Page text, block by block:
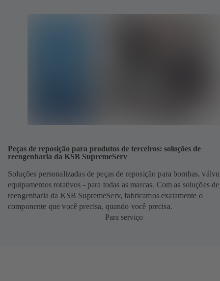
Peças de reposição para produtos de terceiros: soluções de
reengenharia da KSB SupremeServ
Soluções personalizadas de peças de reposição para bombas,
equipamentos rotativos - para todas as marcas. Com as soluções de
reengenharia da KSB SupremeServ, fabricamos exatamente o
componente que você precisa, quando você precisa.
Para serviço